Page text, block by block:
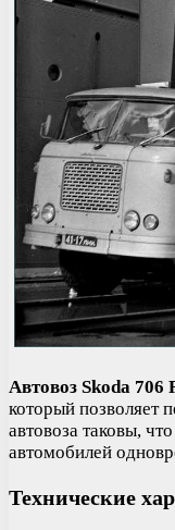
Автовоз Skoda 706
который позволяет
автовоза таковы,
автомобилей
Технические